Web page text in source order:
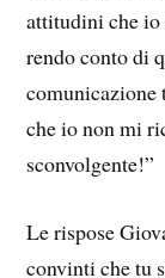
attitudini che io
rendo conto di
comunicazione
che io non mi
sconvolgente!”
Le rispose
convinti che tu